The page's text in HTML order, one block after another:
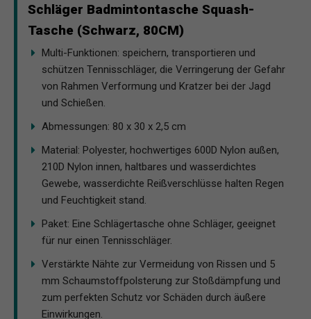
Schläger Badmintontasche Squash-
Tasche (Schwarz, 80CM)
Multi-Funktionen: speichern, transportieren und
schützen Tennisschläger, die Verringerung der Gefahr
von Rahmen Verformung und Kratzer bei der Jagd
und Schießen.
Abmessungen: 80 x 30 x 2,5 cm
Material: Polyester, hochwertiges 600D Nylon außen,
210D Nylon innen, haltbares und wasserdichtes
Gewebe, wasserdichte Reißverschlüsse halten Regen
und Feuchtigkeit stand.
Paket: Eine Schlägertasche ohne Schläger, geeignet
für nur einen Tennisschläger.
Verstärkte Nähte zur Vermeidung von Rissen und 5
mm Schaumstoffpolsterung zur Stoßdämpfung und
zum perfekten Schutz vor Schäden durch äußere
Einwirkungen.